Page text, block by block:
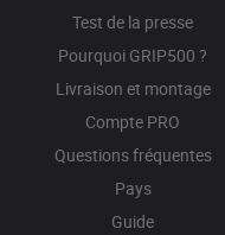
Test de la presse
Pourquoi GRIP500 ?
Livraison et montage
Compte PRO
Questions fréquentes
Pays
Guide